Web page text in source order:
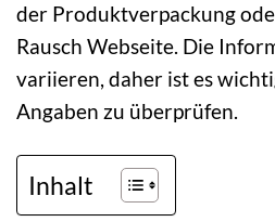
der Produktverpackung
Rausch Webseite. Die
variieren, daher ist es
Angaben zu überprüfen.
Inhalt